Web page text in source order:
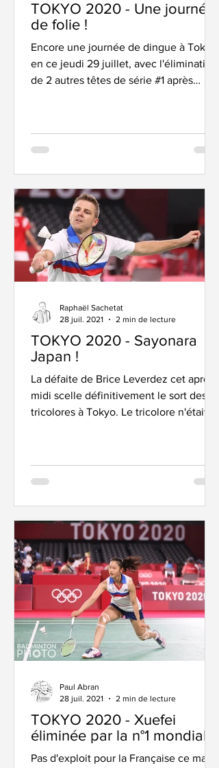
TOKYO 2020 - Une journée
de folie !
Encore une journée de dingue à Tokyo,
en ce jeudi 29 juillet, avec l'élimination
de 2 autres têtes de série #1 après
TOKYO 2020 - Sayonara
Japan !
La défaite de Brice Leverdez cet après
midi scelle définitivement le sort des
tricolores à Tokyo. Le tricolore n'était
Raphaël Sachetat
28 juil. 2021
2 min de lecture
TOKYO 2020 - Xuefei
éliminée par la n°1 mondiale
Pas d'exploit pour la Française ce matin
Paul Abran
28 juil. 2021
2 min de lecture